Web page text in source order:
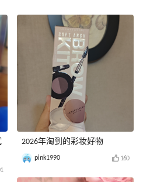
2026年淘到的彩妆好物
pink1990 160